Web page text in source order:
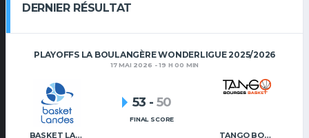
DERNIER RÉSULTAT
PLAYOFFS LA BOULANGÈRE WONDERLIGUE 2025/2026
17 MAI 2026 - 19 H 00 MIN
BASKET LANDES TANGO BOURGES BASKET
53 - 50
FINAL SCORE